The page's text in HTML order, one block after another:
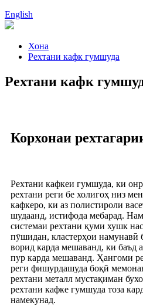
English
Хона
Рехтани кафк гумшуда
Рехтани кафк
Корхонаи
Рехтани кафкеи гумшуда, ки
рехтани реги бе холигоҳ низ
кафкеро, ки аз полистироли
шудаанд, истифода мебарад.
системаи рехтани қуми хушк
пӯшидан, кластерҳои намунавӣ
ворид карда мешаванд, ки баъд
пур карда мешаванд. Ҳангоми
реги фишурдашуда боқӣ
рехтани металл мустақиман
рехтани кафке гумшуда тоза
намекунад.